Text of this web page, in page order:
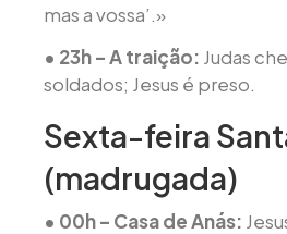
mas a vossa’.»
• 23h – A traição: Judas
soldados; Jesus é preso.
Sexta-feira
(madrugada)
• 00h – Casa de Anás: